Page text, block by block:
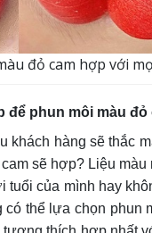
đỏ cam hợp với
để phun môi màu đỏ
khách hàng sẽ thắc
sẽ hợp? Liệu màu
tuổi của mình hay
có thể lựa chọn phun